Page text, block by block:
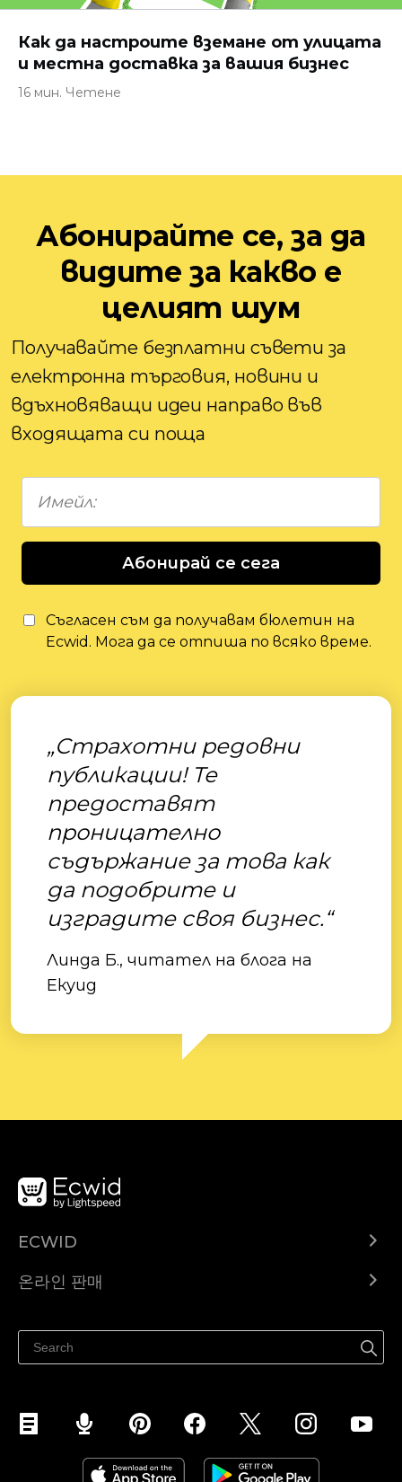
Как да настроите вземане от улицата
и местна доставка за вашия бизнес
16 мин. Четене
Абонирайте се, за да
видите за какво е
целият шум
Получавайте безплатни съвети за
електронна търговия, новини и
вдъхновяващи идеи направо във
входящата си поща
Абонирай се сега
Съгласен съм да получавам бюлетин на
Ecwid. Мога да се отпиша по всяко време.
„Страхотни редовни
публикации! Те
предоставят
проницателно
съдържание за това как
да подобрите и
изградите своя бизнес.“
Линда Б., читател на блога на
Екуид
ECWID
도움말 센터
온라인 판매
페이스북에서 판매하기
인스타그램에서 판매하기